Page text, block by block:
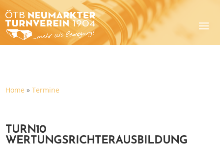
Home »Termine
TURN10
WERTUNGSRICHTERAUSBILDUNG